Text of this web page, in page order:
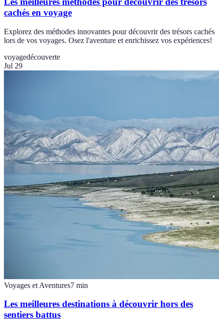
cachés en voyage
Explorez des méthodes innovantes pour découvrir des trésors cachés
lors de vos voyages. Osez l'aventure et enrichissez vos expériences!
voyagedécouverte
Jul 29
Voyages et Aventures7 min
Les meilleures destinations à découvrir hors des
sentiers battus